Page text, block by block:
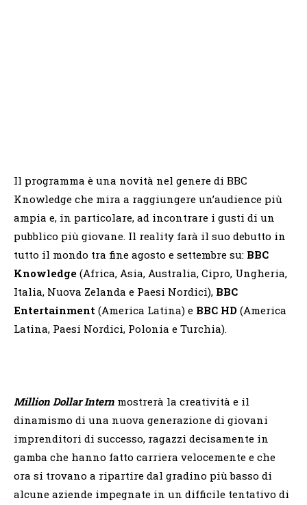
Il programma è una novità nel genere di BBC
Knowledge che mira a raggiungere un’audience più
ampia e, in particolare, ad incontrare i gusti di un
pubblico più giovane. Il reality farà il suo debutto in
tutto il mondo tra fine agosto e settembre su: BBC
Knowledge (Africa, Asia, Australia, Cipro, Ungheria,
Italia, Nuova Zelanda e Paesi Nordici), BBC
Entertainment (America Latina) e BBC HD (America
Latina, Paesi Nordici, Polonia e Turchia).
Million Dollar Intern mostrerà la creatività e il
dinamismo di una nuova generazione di giovani
imprenditori di successo, ragazzi decisamente in
gamba che hanno fatto carriera velocemente e che
ora si trovano a ripartire dal gradino più basso di
alcune aziende impegnate in un difficile tentativo di